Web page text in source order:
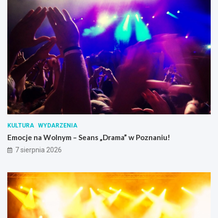
KULTURA WYDARZENIA
Emocje na Wolnym – Seans „Drama” w Poznaniu!
7 sierpnia 2026